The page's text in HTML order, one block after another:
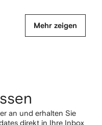
Mehr zeigen
an und erhalten Sie
direkt in Ihre Inbox